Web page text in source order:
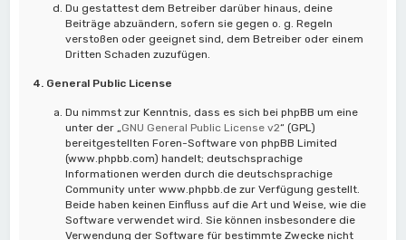
Du gestattest dem Betreiber darüber hinaus, deine
Beiträge abzuändern, sofern sie gegen o. g. Regeln
verstoßen oder geeignet sind, dem Betreiber oder einem
Dritten Schaden zuzufügen.
4. General Public License
Du nimmst zur Kenntnis, dass es sich bei phpBB um eine
unter der „GNU General Public License v2“ (GPL)
bereitgestellten Foren-Software von phpBB Limited
(www.phpbb.com) handelt; deutschsprachige
Informationen werden durch die deutschsprachige
Community unter www.phpbb.de zur Verfügung gestellt.
Beide haben keinen Einfluss auf die Art und Weise, wie die
Software verwendet wird. Sie können insbesondere die
Verwendung der Software für bestimmte Zwecke nicht